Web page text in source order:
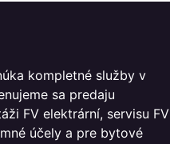
kompletné služby v
sa predaju
FV elektrární, servisu FV
účely a pre bytové